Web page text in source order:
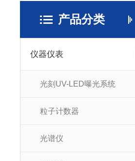
产品分类
仪器仪表
光刻UV-LED曝光系统
粒子计数器
光谱仪